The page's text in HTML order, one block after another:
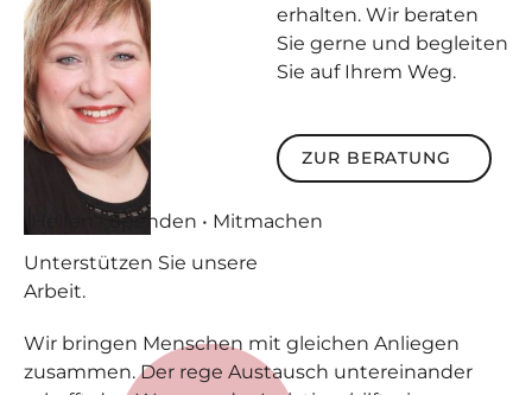
erhalten. Wir beraten
Sie gerne und begleiten
Sie auf Ihrem Weg.
Zur Beratung
ZUR BERATUNG
Helfen • Spenden • Mitmachen
Unterstützen Sie unsere
Arbeit.
Wir bringen Menschen mit gleichen Anliegen
zusammen. Der rege Austausch untereinander